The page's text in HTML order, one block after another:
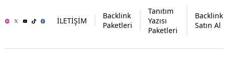
İLETİŞİM
Backlink
Paketleri
Tanıtım
Yazısı
Paketleri
Backlink
Satın Al